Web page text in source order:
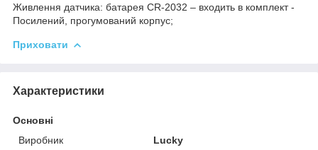
Живлення датчика: батарея CR-2032 – входить в комплект -
Посилений, прогумований корпус;
Приховати
Характеристики
Основні
Виробник
Lucky